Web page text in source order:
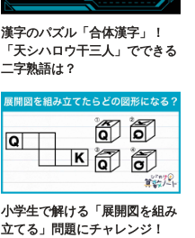
漢字のパズル「合体漢字」！
「天シハロウ干三人」でできる
二字熟語は？
小学生で解ける「展開図を組み
立てる」問題にチャレンジ！